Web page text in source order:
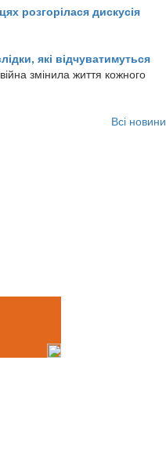
розгорілася дискусія
які відчуватимуться
змінила життя кожного
Всі новини